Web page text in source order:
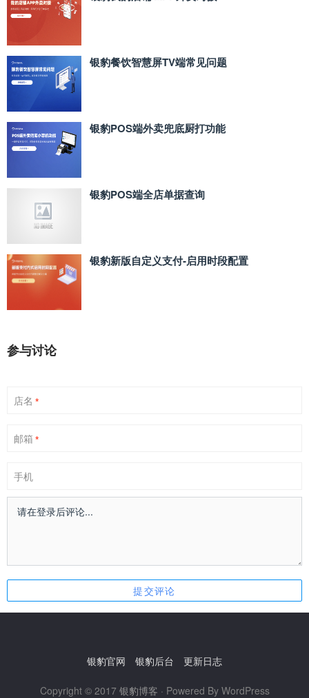
银豹餐饮智慧屏TV端常见问题
银豹POS端外卖兜底厨打功能
银豹POS端全店单据查询
银豹新版自定义支付‑启用时段配置
参与讨论
店名 *
邮箱 *
手机
银豹官网 银豹后台 更新日志
Copyright © 2017 银豹博客 · Powered By WordPress